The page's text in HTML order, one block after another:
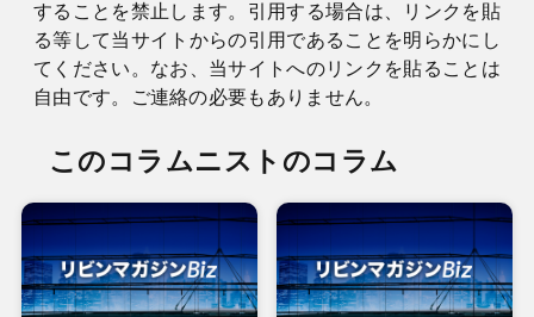
することを禁止します。引用する場合は、リンクを貼
る等して当サイトからの引用であることを明らかにし
てください。なお、当サイトへのリンクを貼ることは
自由です。ご連絡の必要もありません。
このコラムニストのコラム